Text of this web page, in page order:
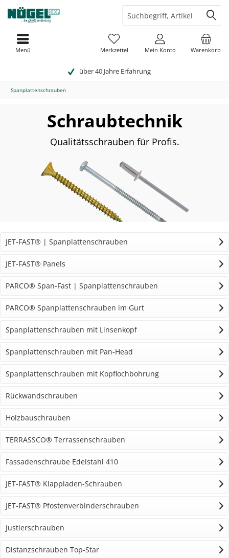
über 40 Jahre Erfahrung
Warenkorb
Merkzettel Mein Konto
Menü
Spanplattenschrauben
Schraubtechnik
Qualitätsschrauben für Profis.
JET-FAST® | Spanplattenschrauben
JET-FAST® Panels
PARCO® Span-Fast | Spanplattenschrauben
PARCO® Spanplattenschrauben im Gurt
Spanplattenschrauben mit Linsenkopf
Spanplattenschrauben mit Pan-Head
Spanplattenschrauben mit Kopflochbohrung
Rückwandschrauben
Holzbauschrauben
TERRASSCO® Terrassenschrauben
Fassadenschraube Edelstahl 410
JET-FAST® Klappladen-Schrauben
JET-FAST® Pfostenverbinderschrauben
Justierschrauben
Distanzschrauben Top-Star